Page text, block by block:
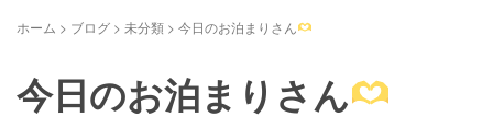
ホーム > ブログ > 未分類 > 今日のお泊まりさん
今日のお泊まりさん